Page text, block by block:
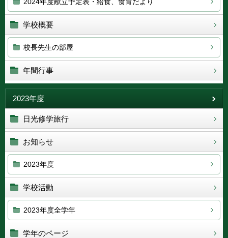
学校概要
校長先生の部屋
年間行事
2023年度
日光修学旅行
お知らせ
2023年度
学校活動
2023年度全学年
学年のページ